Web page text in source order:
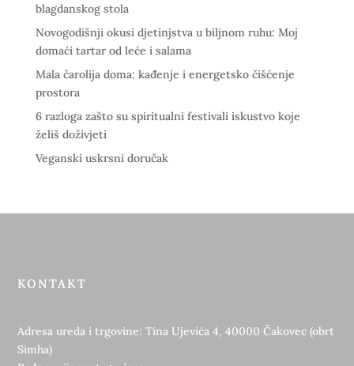
blagdanskog stola
Novogodišnji okusi djetinjstva u biljnom ruhu: Moj
domaći tartar od leće i salama
Mala čarolija doma: kađenje i energetsko čišćenje
prostora
6 razloga zašto su spiritualni festivali iskustvo koje
želiš doživjeti
Veganski uskrsni doručak
KONTAKT
Adresa ureda i trgovine: Tina Ujevića 4, 40000 Čakovec (obrt
Simha)